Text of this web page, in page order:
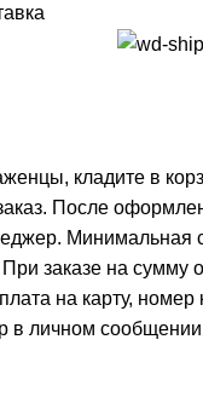
кладите в
После
Минимальная
заказе на сумму
на карту, номер
в личном